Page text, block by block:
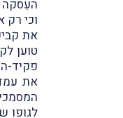
את
פקיד-
את